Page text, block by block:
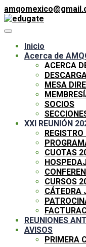
Inicio
Acerca de
ACERCA
MESA
SOCIOS
XXI REUNIÓN
CUOTAS
CURSOS
CÁTEDRA
REUNIONES
AVISOS
PRIMERA